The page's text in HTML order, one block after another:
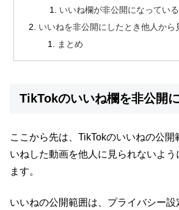
いいね欄が非公開になってい
いいねを非公開にしたとき他人から
まとめ
TikTokのいいね欄を非公開
ここから先は、TikTokのいいねの公開
いねした動画を他人に見られないよ
ます。
いいねの公開範囲は、 プライバシー設